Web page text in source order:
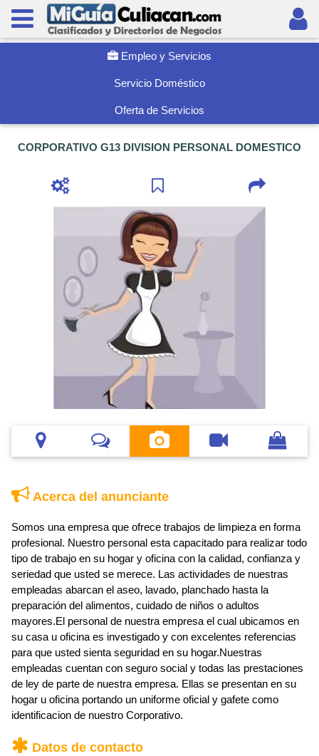
Empleo y Servicios
Servicio Doméstico
Oferta de Servicios
CORPORATIVO G13 DIVISION PERSONAL DOMESTICO
Acerca del anunciante
Somos una empresa que ofrece trabajos de limpieza en forma
profesional. Nuestro personal esta capacitado para realizar todo
tipo de trabajo en su hogar y oficina con la calidad, confianza y
seriedad que usted se merece. Las actividades de nuestras
empleadas abarcan el aseo, lavado, planchado hasta la
preparación del alimentos, cuidado de niños o adultos
mayores.El personal de nuestra empresa el cual ubicamos en
su casa u oficina es investigado y con excelentes referencias
para que usted sienta seguridad en su hogar.Nuestras
empleadas cuentan con seguro social y todas las prestaciones
de ley de parte de nuestra empresa. Ellas se presentan en su
hogar u oficina portando un uniforme oficial y gafete como
identificacion de nuestro Corporativo.
Datos de contacto